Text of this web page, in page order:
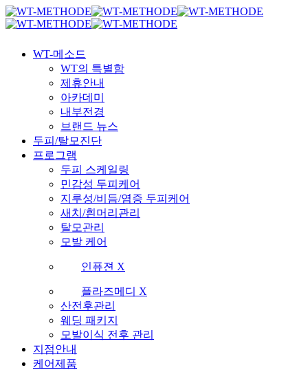
국내 최초 두피케어 브랜드
국내 최초 두피케어 브랜드
Skip
to
content
Menu
WT-메소드
WT의 특별함
제휴안내
아카데미
내부전경
브랜드 뉴스
두피/탈모진단
프로그램
두피 스케일링
민감성 두피케어
지루성/비듬/염증 두피케어
새치/흰머리관리
탈모관리
모발 케어
인퓨젼 X
플라즈메디 X
산전후관리
웨딩 패키지
모발이식 전후 관리
지점안내
케어제품